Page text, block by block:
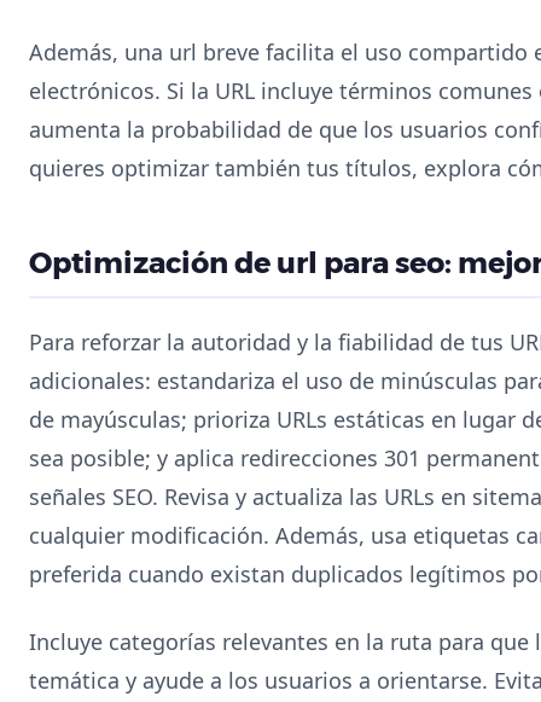
Además, una url breve facilita el uso compartido
electrónicos. Si la URL incluye términos
aumenta la probabilidad de que los usuarios
quieres optimizar también tus títulos, explora
Optimización de url para seo:
Para reforzar la autoridad y la fiabilidad de tus
adicionales: estandariza el uso de minúsculas
de mayúsculas; prioriza URLs estáticas en lugar
sea posible; y aplica redirecciones 301
señales SEO. Revisa y actualiza las URLs en
cualquier modificación. Además, usa etiquetas
preferida cuando existan duplicados legítimos
Incluye categorías relevantes en la ruta para que
temática y ayude a los usuarios a orientarse.